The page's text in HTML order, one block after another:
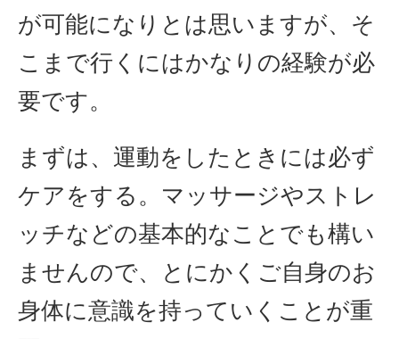
が可能になりとは思いますが、そ
こまで行くにはかなりの経験が必
要です。
まずは、運動をしたときには必ず
ケアをする。マッサージやストレ
ッチなどの基本的なことでも構い
ませんので、とにかくご自身のお
身体に意識を持っていくことが重